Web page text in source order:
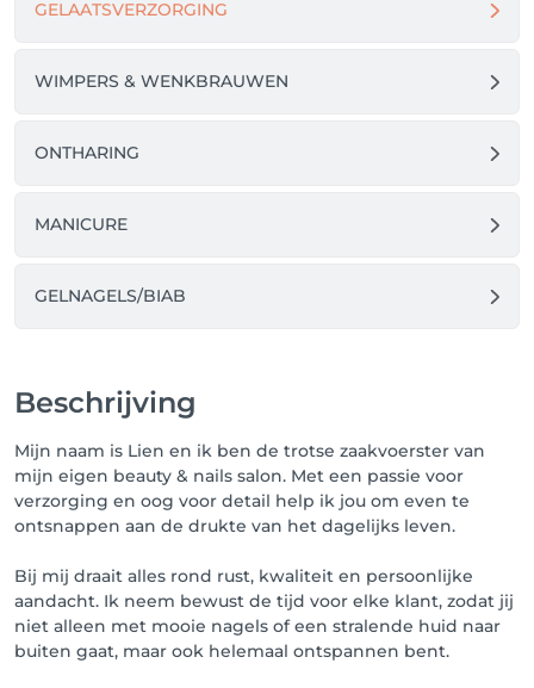
annuleren ❌.
beschikbaar! 📲
bekijken, verplaatsen of annuleren — waar en
GELAATSVERZORGING
WIMPERS & WENKBRAUWEN
ONTHARING
MANICURE
GELNAGELS/BIAB
Beschrijving
Mijn naam is Lien en ik ben de trotse zaakvoerster van
mijn eigen beauty & nails salon. Met een passie voor
verzorging en oog voor detail help ik jou om even te
ontsnappen aan de drukte van het dagelijks leven.
Bij mij draait alles rond rust, kwaliteit en persoonlijke
aandacht. Ik neem bewust de tijd voor elke klant, zodat jij
niet alleen met mooie nagels of een stralende huid naar
buiten gaat, maar ook helemaal ontspannen bent.